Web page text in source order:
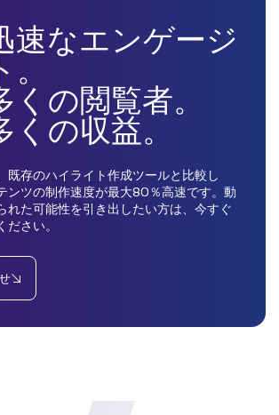
速なエンゲージ
くの閲覧者。
くの収益。
既存のハイライト作成ツールと比較し
ンツの制作速度が最大80％高速です。動
れた可能性を引き出したい方は、今すぐ
ださい。